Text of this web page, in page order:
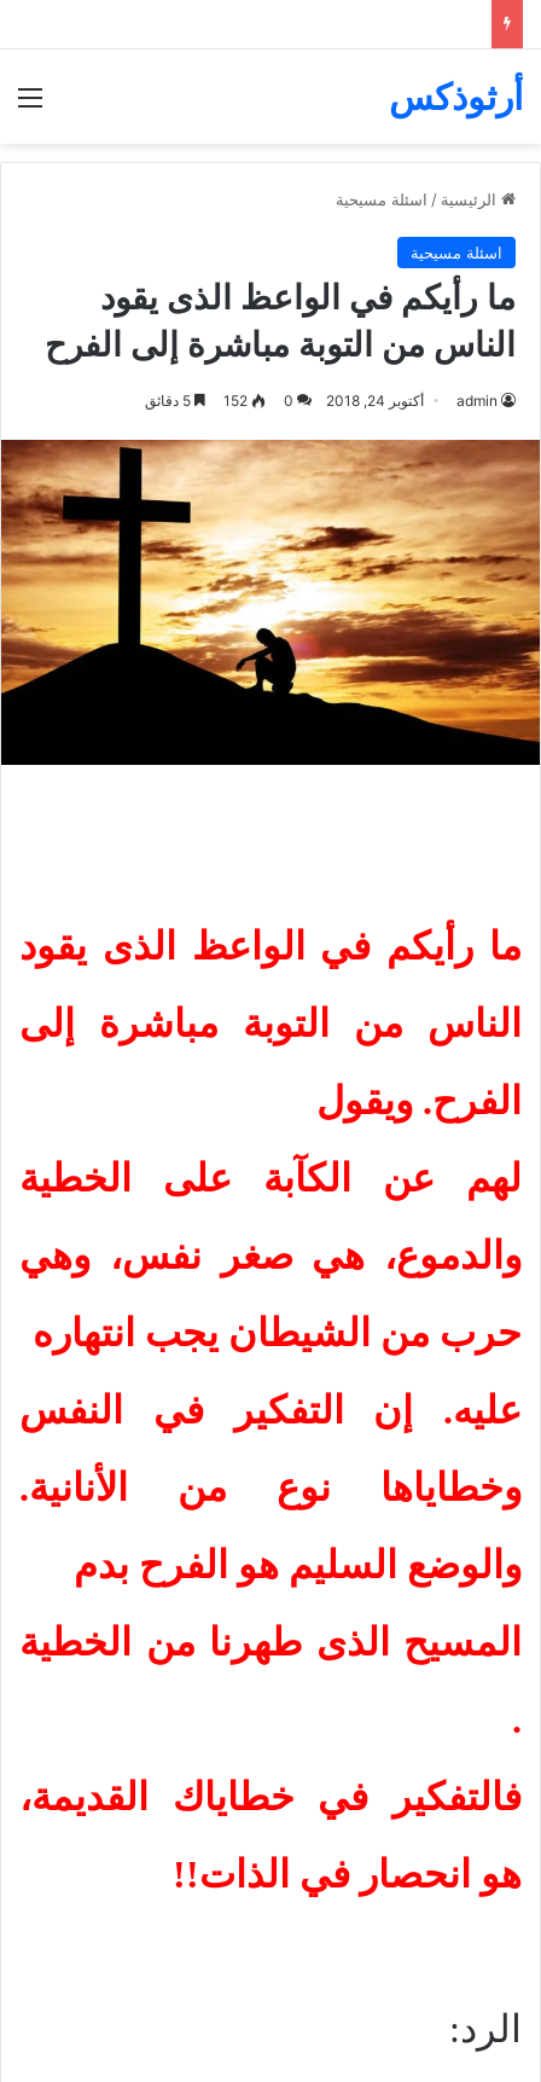
أرثوذكس
الرئيسية / اسئلة مسيحية
اسئلة مسيحية
ما رأيكم في الواعظ الذى يقود
الناس من التوبة مباشرة إلى الفرح
admin أكتوبر 24, 2018 0
152
ما رأيكم في الواعظ الذى يقود
الناس من التوبة مباشرة إلى
الفرح. ويقول
لهم عن الكآبة على الخطية
والدموع، هي صغر نفس، وهي
حرب من الشيطان يجب انتهاره
عليه. إن التفكير في النفس
وخطاياها نوع من الأنانية.
والوضع السليم هو الفرح بدم
المسيح الذى طهرنا من الخطية
.
فالتفكير في خطاياك القديمة،
هو انحصار في الذات!!
الرد: